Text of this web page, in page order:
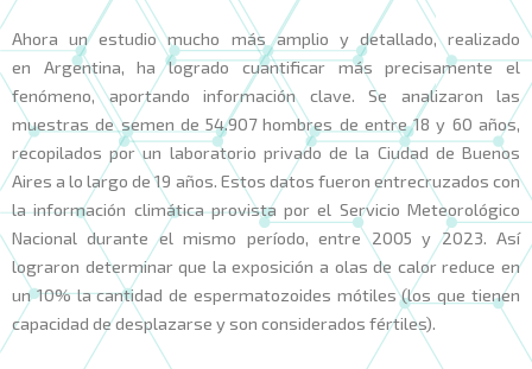
Ahora un estudio mucho más amplio y detallado, realizado
en Argentina, ha logrado cuantificar más precisamente el
fenómeno, aportando información clave. Se analizaron las
muestras de semen de 54.907 hombres de entre 18 y 60 años,
recopilados por un laboratorio privado de la Ciudad de Buenos
Aires a lo largo de 19 años. Estos datos fueron entrecruzados con
la información climática provista por el Servicio Meteorológico
Nacional durante el mismo período, entre 2005 y 2023. Así
lograron determinar que la exposición a olas de calor reduce en
un 10% la cantidad de espermatozoides mótiles (los que tienen
capacidad de desplazarse y son considerados fértiles).